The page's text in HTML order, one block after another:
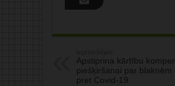
Apstiprina kārtību
piešķiršanai par blaknēm
pret Covid-19